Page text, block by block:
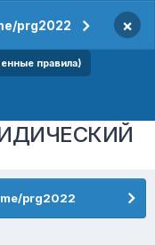
prg2022 ×
правила)
prg2022